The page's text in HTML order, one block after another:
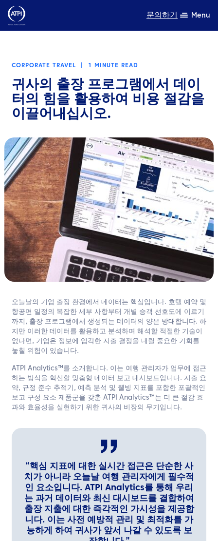
문의하기 Menu
제품
자원
지속가능성
TravelHub Login
검색
문의하기
한국어
CORPORATE TRAVEL 1 MINUTE READ
귀사의 출장 프로그램에서 데이
터의 힘을 활용하여 비용 절감을
이끌어내십시오.
오늘날의 기업 출장 환경에서 데이터는 핵심입니다. 호텔 예약 및
항공편 일정의 복잡한 세부 사항부터 개별 승객 선호도에 이르기
까지, 출장 프로그램에서 생성되는 데이터의 양은 방대합니다. 하
지만 이러한 데이터를 활용하고 분석하며 해석할 적절한 기술이
없다면, 기업은 정보에 입각한 지출 결정을 내릴 중요한 기회를
놓칠 위험이 있습니다.
ATPI Analytics™를 소개합니다. 이는 여행 관리자가 업무에 접근
하는 방식을 혁신할 맞춤형 데이터 보고 대시보드입니다. 지출 요
약, 규정 준수 추적기, 예측 분석 및 웰빙 지표를 포함한 포괄적인
보고 구성 요소 제품군을 갖춘 ATPI Analytics™는 더 큰 절감 효
과와 효율성을 실현하기 위한 귀사의 비장의 무기입니다.
“핵심 지표에 대한 실시간 접근은 단순한 사
치가 아니라 오늘날 여행 관리자에게 필수적
인 요소입니다. ATPI Analytics를 통해 우리
는 과거 데이터와 최신 대시보드를 결합하여
출장 지출에 대한 즉각적인 가시성을 제공합
니다. 이는 사전 예방적 관리 및 최적화를 가
능하게 하여 귀사가 앞서 나갈 수 있도록 보